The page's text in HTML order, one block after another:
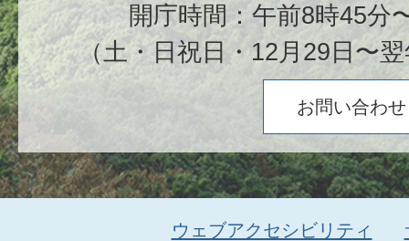
開庁時間：午前8時45分
（土・日祝日・12月29日〜
お問い合わせ
ウェブアクセシビリティ